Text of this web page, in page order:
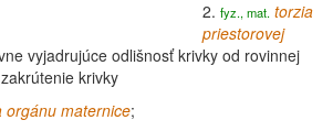
2. fyz., mat. torzia
priestorovej
vyjadrujúce odlišnosť krivky od rovinnej
krivky
orgánu maternice;